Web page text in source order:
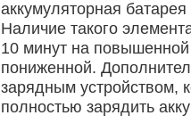
аккумуляторная
Наличие такого
10 минут на
пониженной.
зарядным устройством,
полностью зарядить